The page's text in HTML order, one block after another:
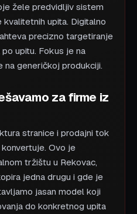
žele predvidljiv sistem
upita. Digitalno
precizno targetiranje
upitu. Fokus je na
na generičkoj produkciji.
za firme iz
stranice i prodajni tok
Ovo je
tržištu u Rekovac,
jedna drugu i gde je
jasan model koji
do konkretnog upita